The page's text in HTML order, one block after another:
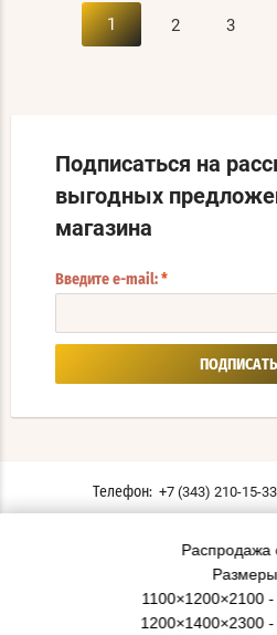
1 2 3
Подписаться на
выгодных
магазина
Введите e-mail: *
Телефон: +7 (343) 210-15-33
Мы в
Политика
Распродажа
1100×1200×2100 -
1200×1400×2300 -